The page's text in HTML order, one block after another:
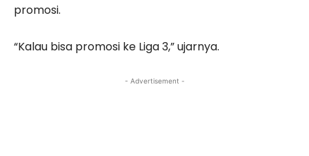
promosi.
“Kalau bisa promosi ke Liga 3,” ujarnya.
- Advertisement -